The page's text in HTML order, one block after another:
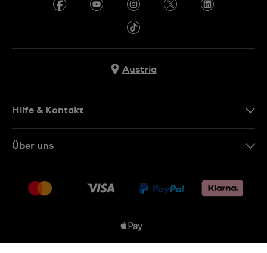
Austria
Hilfe & Kontakt
Rückgaberecht
Über uns
Jobs